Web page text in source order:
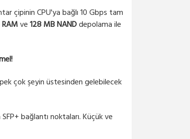
çipinin CPU'ya bağlı 10 Gbps tam
ve128 MB NANDdepolama ile
çok şeyin üstesinden gelebilecek
bağlantı noktaları. Küçük ve